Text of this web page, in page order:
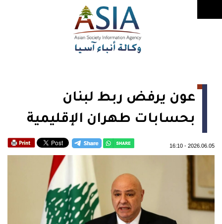
عون يرفض ربط لبنان
بحسابات طهران الإقليمية
2026.06.05
-
16:10